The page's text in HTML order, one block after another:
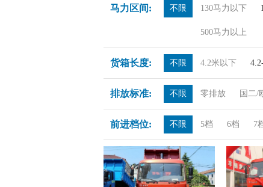
马力区间: 不限 130马力以下
500马力以上
货箱长度: 不限 4.2米以下
排放标准: 不限 零排放 国二/
前进档位: 不限 5档 6档 7